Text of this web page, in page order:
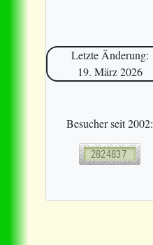
Letzte Änderung:
19. März 2026
Besucher seit 2002: